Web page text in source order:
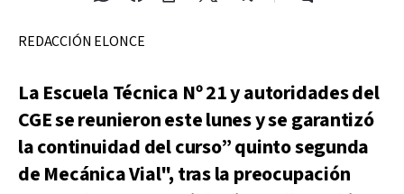
REDACCIÓN ELONCE
La Escuela Técnica Nº 21 y autoridades del
CGE se reunieron este lunes y se garantizó
la continuidad del curso” quinto segunda
de Mecánica Vial", tras la preocupación